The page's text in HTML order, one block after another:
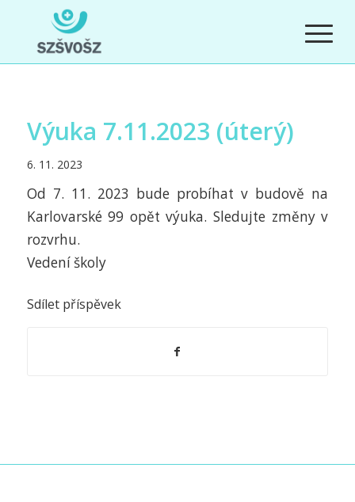
Výuka 7.11.2023 (úterý)
6. 11. 2023
Od 7. 11. 2023 bude probíhat v budově na
Karlovarské 99 opět výuka. Sledujte změny v
rozvrhu.
Vedení školy
Sdílet příspěvek